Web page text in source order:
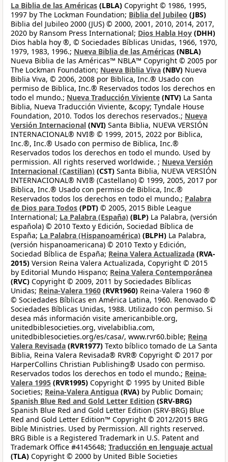
La Biblia de las Américas (LBLA) Copyright © 1986, 1995,
1997 by The Lockman Foundation; Biblia del Jubileo (JBS)
Biblia del Jubileo 2000 (JUS) © 2000, 2001, 2010, 2014, 2017,
2020 by Ransom Press International; Dios Habla Hoy (DHH)
Dios habla hoy ®, © Sociedades Bíblicas Unidas, 1966, 1970,
1979, 1983, 1996.; Nueva Biblia de las Américas (NBLA)
Nueva Biblia de las Américas™ NBLA™ Copyright © 2005 por
The Lockman Foundation; Nueva Biblia Viva (NBV) Nueva
Biblia Viva, © 2006, 2008 por Biblica, Inc.® Usado con
permiso de Biblica, Inc.® Reservados todos los derechos en
todo el mundo.; Nueva Traducción Viviente (NTV) La Santa
Biblia, Nueva Traducción Viviente, &copy; Tyndale House
Foundation, 2010. Todos los derechos reservados.; Nueva
Versión Internacional (NVI) Santa Biblia, NUEVA VERSIÓN
INTERNACIONAL® NVI® © 1999, 2015, 2022 por Biblica,
Inc.®, Inc.® Usado con permiso de Biblica, Inc.®
Reservados todos los derechos en todo el mundo. Used by
permission. All rights reserved worldwide. ; Nueva Versión
Internacional (Castilian) (CST) Santa Biblia, NUEVA VERSIÓN
INTERNACIONAL® NVI® (Castellano) © 1999, 2005, 2017 por
Biblica, Inc.® Usado con permiso de Biblica, Inc.®
Reservados todos los derechos en todo el mundo.; Palabra
de Dios para Todos (PDT) © 2005, 2015 Bible League
International; La Palabra (España) (BLP) La Palabra, (versión
española) © 2010 Texto y Edición, Sociedad Bíblica de
España; La Palabra (Hispanoamérica) (BLPH) La Palabra,
(versión hispanoamericana) © 2010 Texto y Edición,
Sociedad Bíblica de España; Reina Valera Actualizada (RVA-
2015) Version Reina Valera Actualizada, Copyright © 2015
by Editorial Mundo Hispano; Reina Valera Contemporánea
(RVC) Copyright © 2009, 2011 by Sociedades Bíblicas
Unidas; Reina-Valera 1960 (RVR1960) Reina-Valera 1960 ®
© Sociedades Bíblicas en América Latina, 1960. Renovado ©
Sociedades Bíblicas Unidas, 1988. Utilizado con permiso. Si
desea más información visite americanbible.org,
unitedbiblesocieties.org, vivelabiblia.com,
unitedbiblesocieties.org/es/casa/, www.rvr60.bible; Reina
Valera Revisada (RVR1977) Texto bíblico tomado de La Santa
Biblia, Reina Valera Revisada® RVR® Copyright © 2017 por
HarperCollins Christian Publishing® Usado con permiso.
Reservados todos los derechos en todo el mundo.; Reina-
Valera 1995 (RVR1995) Copyright © 1995 by United Bible
Societies; Reina-Valera Antigua (RVA) by Public Domain;
Spanish Blue Red and Gold Letter Edition (SRV-BRG)
Spanish Blue Red and Gold Letter Edition (SRV-BRG) Blue
Red and Gold Letter Edition™ Copyright © 2012/2015 BRG
Bible Ministries. Used by Permission. All rights reserved.
BRG Bible is a Registered Trademark in U.S. Patent and
Trademark Office #4145648; Traducción en lenguaje actual
(TLA) Copyright © 2000 by United Bible Societies